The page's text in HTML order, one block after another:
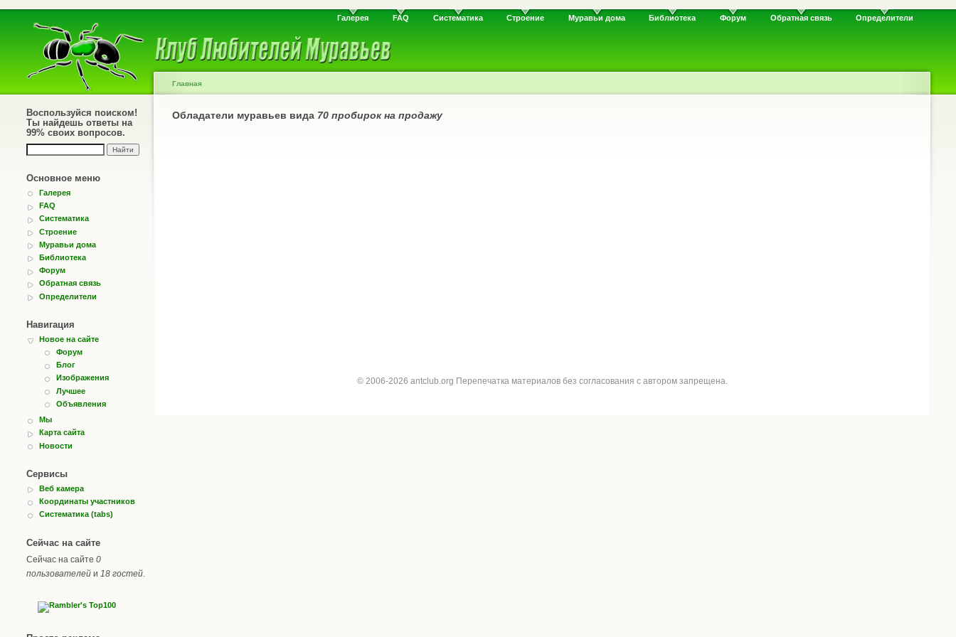
Галерея FAQ Систематика Строение Муравьи дома Библиотека Форум Обратная связь Определители
Воспользуйся поиском!
Ты найдешь ответы на
99% своих вопросов.
Основное меню
Галерея
FAQ
Систематика
Строение
Муравьи дома
Библиотека
Форум
Обратная связь
Определители
Навигация
Новое на сайте
Форум
Блог
Изображения
Лучшее
Объявления
Мы
Карта сайта
Новости
Сервисы
Веб камера
Координаты участников
Систематика (tabs)
Сейчас на сайте
Сейчас на сайте 0
пользователей и 18 гостей
Главная
Обладатели муравьев вида 70 пробирок на продажу
© 2006-2026 antclub.org Перепечатка материалов без согласования с автором запрещена.